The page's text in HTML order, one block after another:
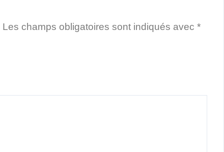
Les champs obligatoires sont indiqués avec*